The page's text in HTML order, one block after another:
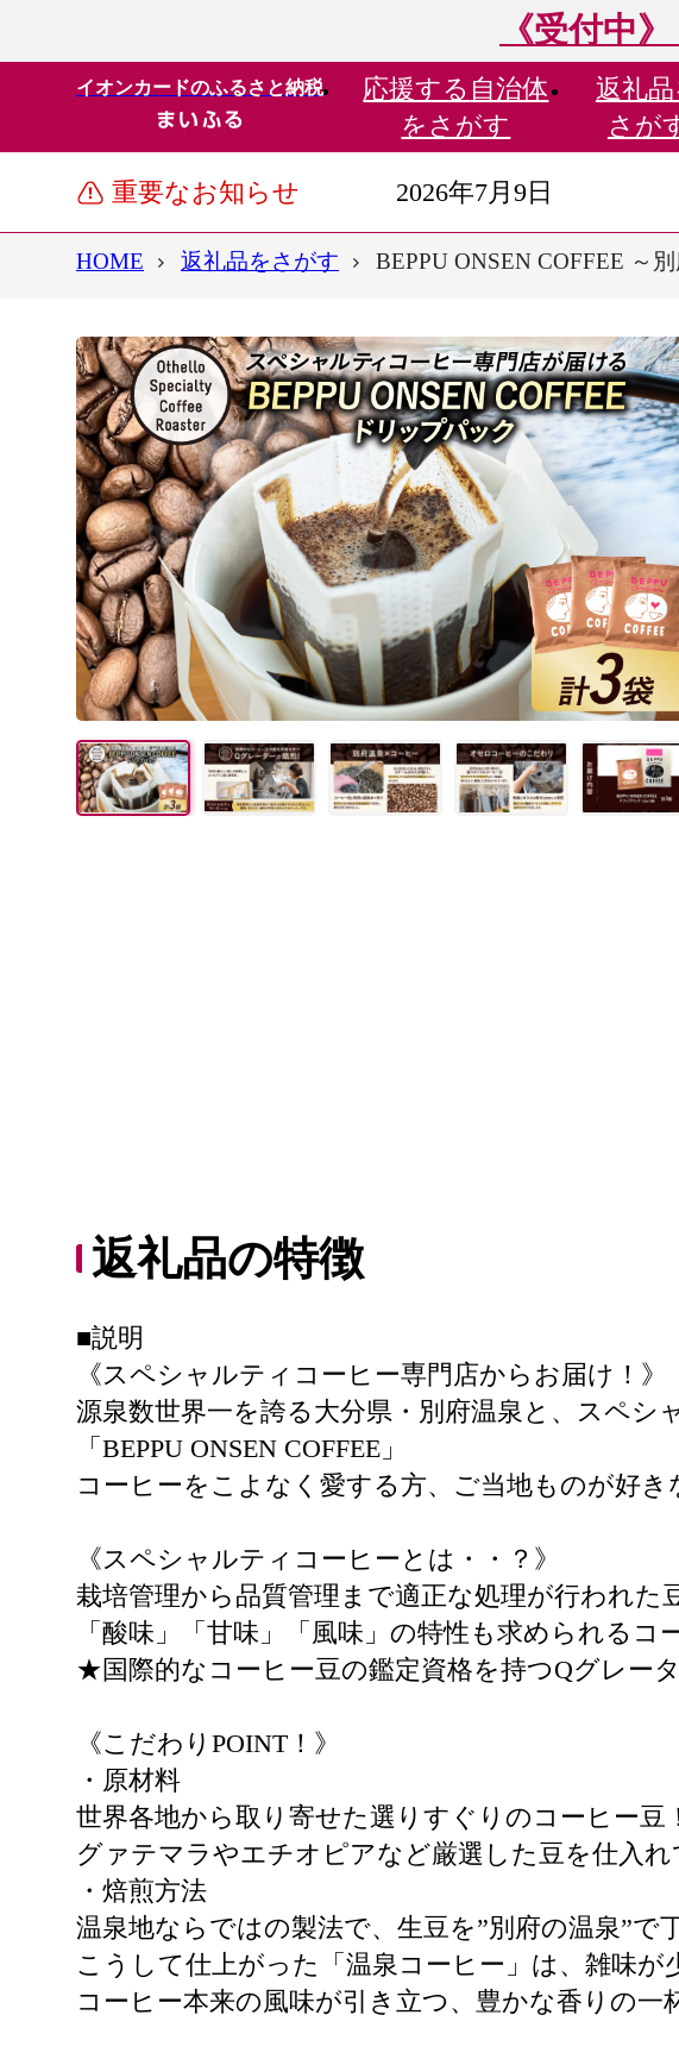
《受付中
イオンカードのふるさと納税 応援する 自治体
をさがす
返礼品
さが
重要なお知らせ 2026年7月9日
HOME 返礼品をさがす BEPPU ONSEN COFFEE ～
返礼品の特徴
■説明
《スペシャルティコーヒー専門店からお届け！》
源泉数世界一を誇る大分県・別府温泉と、スペシ
「BEPPU ONSEN COFFEE」
コーヒーをこよなく愛する方、ご当地ものが好き
《スペシャルティコーヒーとは・・？》
栽培管理から品質管理まで適正な処理が行われた
「酸味」「甘味」「風味」の特性も求められるコ
★国際的なコーヒー豆の鑑定資格を持つQグレー
《こだわりPOINT！》
・原材料
世界各地から取り寄せた選りすぐりのコーヒー豆
グァテマラやエチオピアなど厳選した豆を仕入れ
・焙煎方法
温泉地ならではの製法で、生豆を”別府の温泉”で
こうして仕上がった「温泉コーヒー」は、雑味
コーヒー本来の風味が引き立つ、豊かな香りの一